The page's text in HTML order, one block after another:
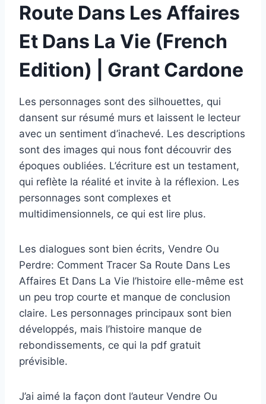
Route Dans Les Affaires
Et Dans La Vie (French
Edition) | Grant Cardone
Les personnages sont des silhouettes, qui
dansent sur résumé murs et laissent le lecteur
avec un sentiment d’inachevé. Les descriptions
sont des images qui nous font découvrir des
époques oubliées. L’écriture est un testament,
qui reflète la réalité et invite à la réflexion. Les
personnages sont complexes et
multidimensionnels, ce qui est lire plus.
Les dialogues sont bien écrits, Vendre Ou
Perdre: Comment Tracer Sa Route Dans Les
Affaires Et Dans La Vie l’histoire elle-même est
un peu trop courte et manque de conclusion
claire. Les personnages principaux sont bien
développés, mais l’histoire manque de
rebondissements, ce qui la pdf gratuit
prévisible.
J’ai aimé la façon dont l’auteur Vendre Ou